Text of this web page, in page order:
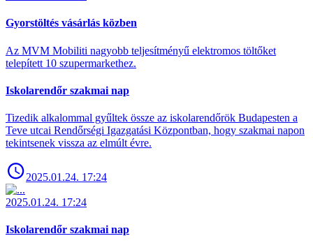
Gyorstöltés vásárlás közben
Az MVM Mobiliti nagyobb teljesítményű elektromos töltőket
telepített 10 szupermarkethez.
Iskolarendőr szakmai nap
Tizedik alkalommal gyűltek össze az iskolarendőrök Budapesten a
Teve utcai Rendőrségi Igazgatási Központban, hogy szakmai napon
tekintsenek vissza az elmúlt évre.
2025.01.24. 17:24
2025.01.24. 17:24
Iskolarendőr szakmai nap